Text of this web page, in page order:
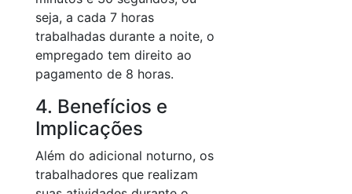
seja, a cada 7 horas
trabalhadas durante a noite, o
empregado tem direito ao
pagamento de 8 horas.
4. Benefícios e
Implicações
Além do adicional noturno, os
trabalhadores que realizam